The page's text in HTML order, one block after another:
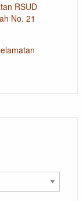
RSUD
No. 21